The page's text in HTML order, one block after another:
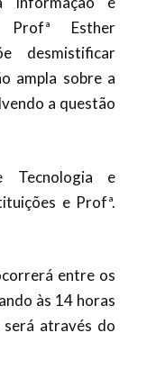
Profª Esther
desmistificar
ampla sobre a
a questão
Tecnologia e
e Profª.
entre os
às 14 horas
através do